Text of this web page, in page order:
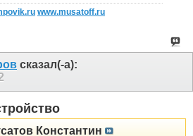
www.musatoff.ru
сказал(-а):
Константин